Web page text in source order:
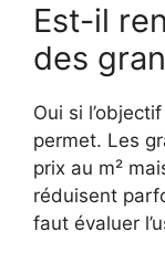
Est-il
des
Oui si
permet. Les
prix au m²
réduisent
faut évaluer